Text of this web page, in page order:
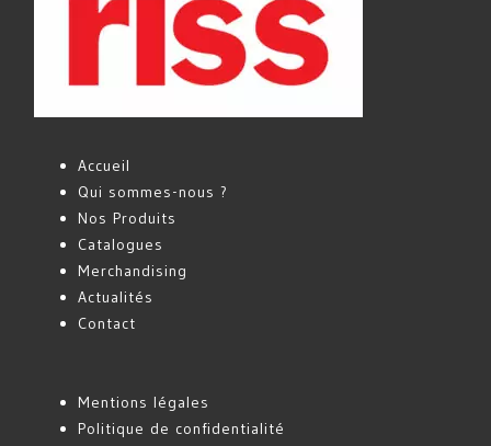
Accueil
Qui sommes-nous ?
Nos Produits
Catalogues
Merchandising
Actualités
Contact
Mentions légales
Politique de confidentialité